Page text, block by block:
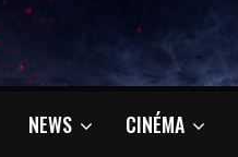
NEWS CINÉMA